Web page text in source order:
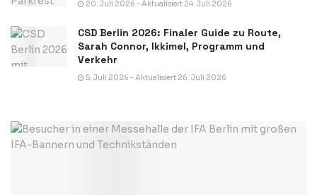
20. Juli 2026 - Aktualisiert 24. Juli 2026
CSD Berlin 2026: Finaler Guide zu Route,
Sarah Connor, Ikkimel, Programm und
Verkehr
5. Juli 2026 - Aktualisiert 26. Juli 2026